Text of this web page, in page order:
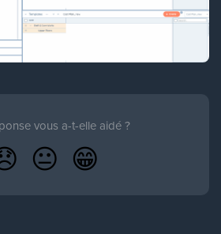
vous a-t-elle aidé ?
😐 😁